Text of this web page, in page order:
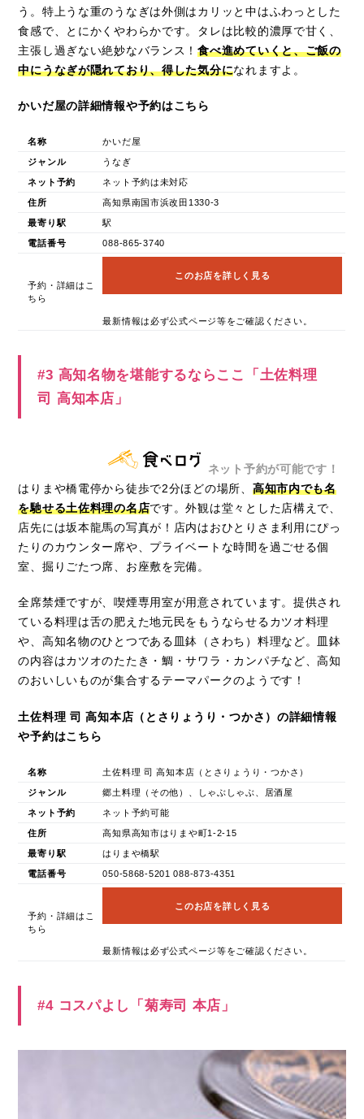
う。特上うな重のうなぎは外側はカリッと中はふわっとした
食感で、とにかくやわらかです。タレは比較的濃厚で甘く、
主張し過ぎない絶妙なバランス！食べ進めていくと、ご飯の
中にうなぎが隠れており、得した気分になれますよ。
かいだ屋の詳細情報や予約はこちら
名称 かいだ屋
ジャンル うなぎ
ネット予約 ネット予約は未対応
住所 高知県南国市浜改田1330-3
最寄り駅 駅
電話番号 088-865-3740
予約・詳細はこ
ちら
このお店を詳しく見る
最新情報は必ず公式ページ等をご確認ください。
#3 高知名物を堪能するならここ「土佐料理
司 高知本店」
ネット予約が可能です！
はりまや橋電停から徒歩で2分ほどの場所、 高知市内でも名
を馳せる土佐料理の名店です。外観は堂々とした店構えで、
店先には坂本龍馬の写真が！店内はおひとりさま利用にぴっ
たりのカウンター席や、プライベートな時間を過ごせる個
室、掘りごたつ席、お座敷を完備。
全席禁煙ですが、喫煙専用室が用意されています。提供され
ている料理は舌の肥えた地元民をもうならせるカツオ料理
や、高知名物のひとつである皿鉢（さわち）料理など。皿鉢
の内容はカツオのたたき・鯛・サワラ・カンパチなど、高知
のおいしいものが集合するテーマパークのようです！
土佐料理 司 高知本店（とさりょうり・つかさ）の詳細情報
や予約はこちら
名称 土佐料理 司 高知本店（とさりょうり・つかさ）
ジャンル 郷土料理（その他）、しゃぶしゃぶ、居酒屋
ネット予約 ネット予約可能
住所 高知県高知市はりまや町1-2-15
最寄り駅 はりまや橋駅
電話番号 050-5868-5201 088-873-4351
予約・詳細はこ
ちら
このお店を詳しく見る
最新情報は必ず公式ページ等をご確認ください。
#4 コスパよし「菊寿司 本店」